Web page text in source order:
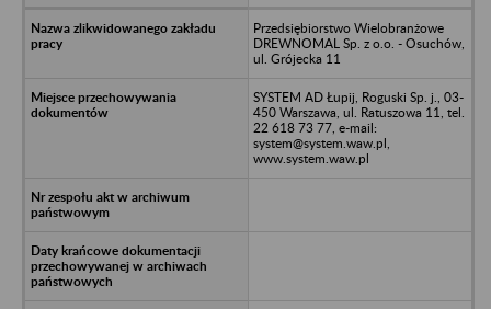
Przedsiębiorstwo Wielobranżowe
DREWNOMAL Sp. z o.o. - Osuchów,
ul. Grójecka 11
SYSTEM AD Łupij, Roguski Sp. j., 03-
450 Warszawa, ul. Ratuszowa 11, tel.
22 618 73 77, e-mail:
system@system.waw.pl,
www.system.waw.pl